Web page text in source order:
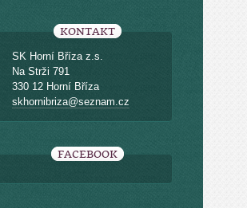
KONTAKT
SK Horní Bříza z.s.
Na Strži 791
330 12 Horní Bříza
skhornibriza@seznam.cz
FACEBOOK